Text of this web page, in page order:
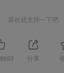
喜欢就支持一下吧
8693 分享